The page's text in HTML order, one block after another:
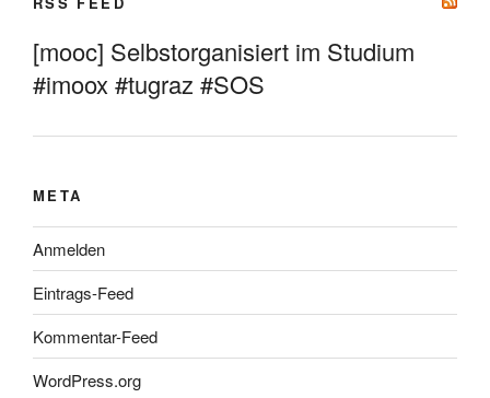
[mooc] Selbstorganisiert im Studium
#imoox #tugraz #SOS
META
Anmelden
Eintrags-Feed
Kommentar-Feed
WordPress.org